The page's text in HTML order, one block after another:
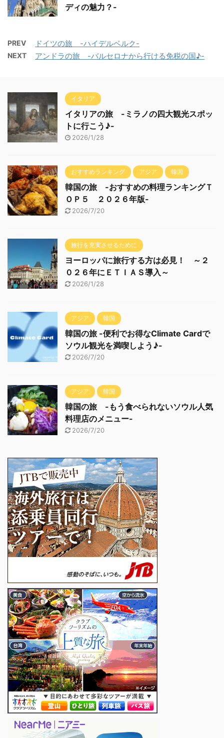
ディの魅力？-
PREV ドイツの旅 -ハイデルベルク-
NEXT アンドラの旅 -バルセロナから行ける免税の国♪-
イタリア
イタリアの旅 -ミラノの四大観光スポッ
トに行こう♪-
2026/1/28
おすすめランキング アジア 韓国
韓国の旅 -おすすめの料理ランキングＴ
ＯＰ５ ２０２６年版-
2026/7/20
旅行を充実させるために
ヨーロッパに旅行する方は必見！ ～２
０２６年にＥＴＩＡＳ導入～
2026/1/28
アジア 韓国
韓国の旅 -便利でお得なClimate Cardで
ソウル観光を満喫しよう♪-
2026/7/20
アジア 韓国
韓国の旅 -もう食べられないソウル人気
料理店のメニュー-
2026/7/20